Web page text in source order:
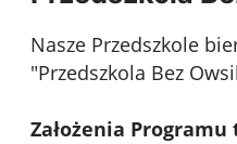
Nasze Przedszkole
"Przedszkola Bez
Założenia Programu